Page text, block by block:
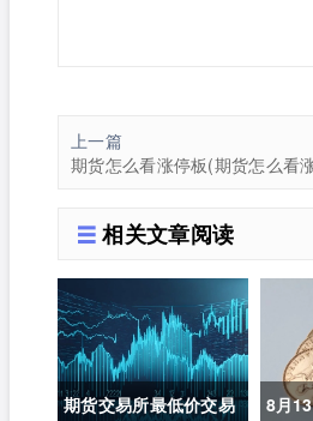
上一篇
期货怎么看涨停板(期货怎么看
相关文章阅读
期货交易所最低价交易
8月